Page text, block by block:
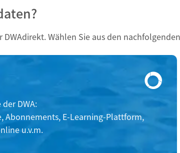
DWAdirekt. Wählen Sie aus den
DWA:
Abonnements, E-Learning-Plattform,
u.v.m.